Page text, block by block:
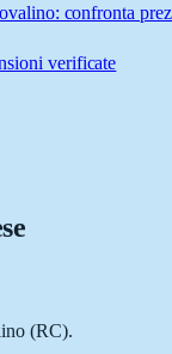
confronta
verificate
(RC).